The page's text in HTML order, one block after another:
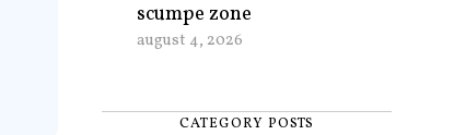
scumpe zone
august 4, 2026
CATEGORY POSTS